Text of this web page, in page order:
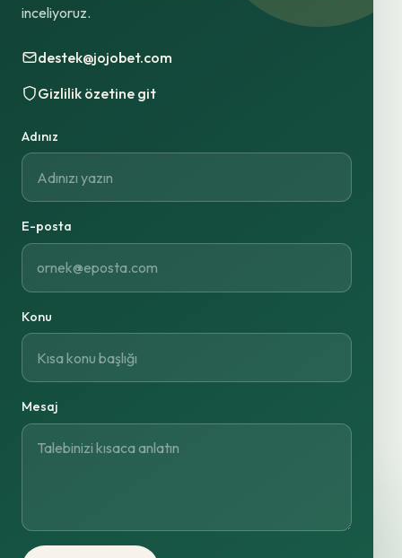
inceliyoruz.
destek@jojobet.com
Gizlilik özetine git
Adınız
E-posta
Konu
Mesaj